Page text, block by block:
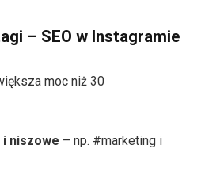
– SEO w Instagramie
moc niż 30
niszowe – np. #marketing i